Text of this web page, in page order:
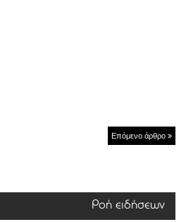
Επόμενο άρθρο
Ροή ειδήσεων